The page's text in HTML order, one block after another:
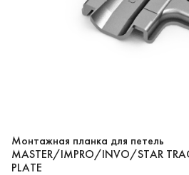
Монтажная планка для петель
MASTER/IMPRO/INVO/STAR
PLATE